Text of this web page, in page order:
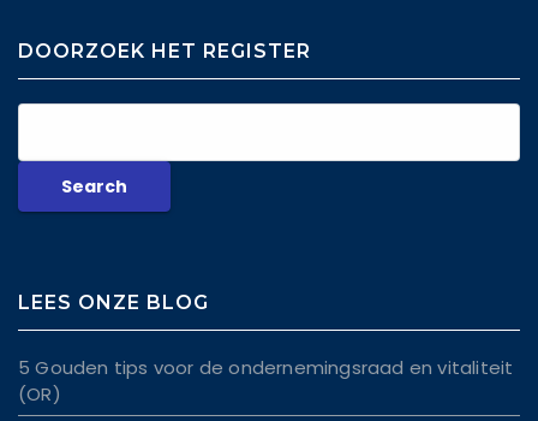
DOORZOEK HET REGISTER
LEES ONZE BLOG
5 Gouden tips voor de ondernemingsraad en vitaliteit
(OR)